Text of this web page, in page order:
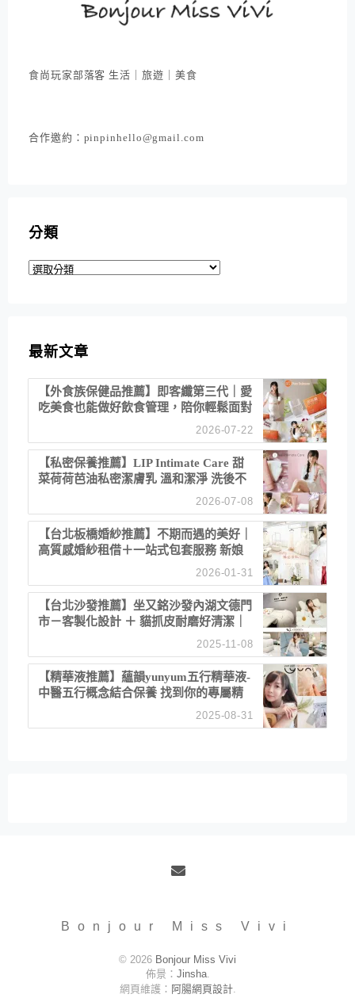
食尚玩家部落客 生活｜旅遊｜美食
合作邀約：pinpinhello@gmail.com
分類
分
最新文章
【外食族保健品推薦】即客纖第三代｜愛
吃美食也能做好飲食管理，陪你輕鬆面對
2026-07-22
【私密保養推薦】LIP Intimate Care 甜
菜荷荷芭油私密潔膚乳 溫和潔淨 洗後不
2026-07-08
【台北板橋婚紗推薦】不期而遇的美好｜
高質感婚紗租借＋一站式包套服務 新娘
2026-01-31
【台北沙發推薦】坐又銘沙發內湖文德門
市－客製化設計 ＋ 貓抓皮耐磨好清潔｜
直營直銷、價格透明 高CP值打造夢想
居家風格
2025-11-08
【精華液推薦】蘊韻yunyum五行精華液-
中醫五行概念結合保養 找到你的專屬精
華！ 水㊀土㊀就選「潤・賦精華」維持
肌膚剛剛好的平衡
2025-08-31
Bonjour Miss Vivi
© 2026 Bonjour Miss Vivi
佈景： Jinsha.
網頁維護： 阿腸網頁設計.